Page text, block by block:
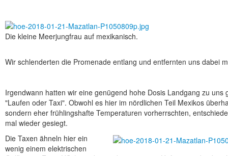
Die kleine Meerjungfrau auf mexikanisch.
Wir schlenderten die Promenade entlang und entfernten uns dabei
Irgendwann hatten wir eine genügend hohe Dosis Landgang zu
"Laufen oder Taxi". Obwohl es hier im nördlichen Teil Mexikos
sondern eher frühlingshafte Temperaturen vorherrschten,
mal wieder gesiegt.
Die Taxen ähneln hier ein
wenig einem elektrischen